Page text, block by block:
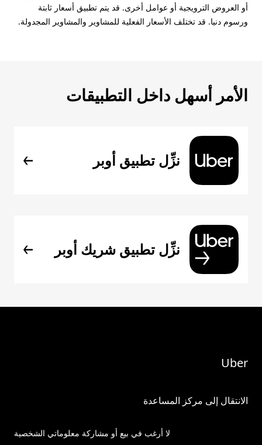
أو العروض الترويجية أو عوامل أخرى. قد يتم تطبيق أسعار ثابتة
ورسوم دنيا. قد تختلف الأسعار الفعلية للمشاوير والمشاوير المجدولة.
الأمر أسهل داخل التطبيقات
نزِّل تطبيق أوبر
نزِّل تطبيق شريك أوبر
Uber
الانتقال إلى مركز المساعدة
لا أرغب في بيع أو مشاركة معلوماتي الشخصية